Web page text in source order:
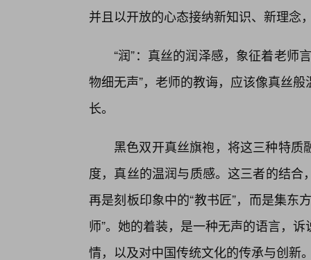
并且以开放的心态接纳新知识、新理念
“润”：真丝的润泽感，象征着老师
物细无声”，老师的教诲，应该像真丝
长。
黑色双开真丝旗袍，将这三种特
度，真丝的温润与质感。这三者的结
再是刻板印象中的“教书匠”，而是集东
师”。她的着装，是一种无声的语言，
情，以及对中国传统文化的传承与创新